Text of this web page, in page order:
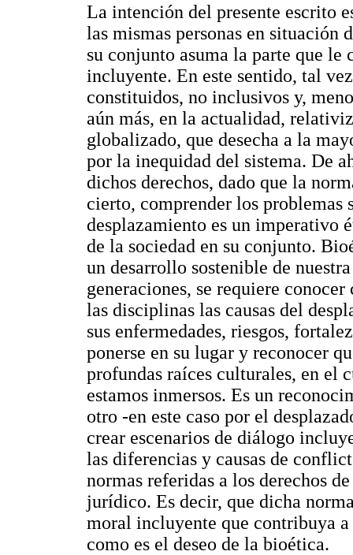
La intención del presente escrito
las mismas personas en situación
su conjunto asuma la parte que le
incluyente. En este sentido, tal
constituidos, no inclusivos y,
aún más, en la actualidad,
globalizado, que desecha a la
por la inequidad del sistema. De
dichos derechos, dado que la
cierto, comprender los problemas
desplazamiento es un imperativo
de la sociedad en su conjunto.
un desarrollo sostenible de
generaciones, se requiere
las disciplinas las causas del
sus enfermedades, riesgos,
ponerse en su lugar y reconocer
profundas raíces culturales, en el
estamos inmersos. Es un
otro -en este caso por el
crear escenarios de diálogo
las diferencias y causas de
normas referidas a los derechos
jurídico. Es decir, que dicha
moral incluyente que contribuya
como es el deseo de la bioética.